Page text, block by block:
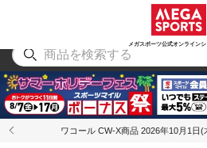
メガスポーツ公式オンライン
アウトドア
ワコール CW-X商品 2026年10月1日